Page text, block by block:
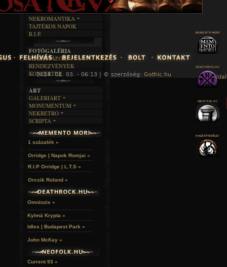
2024. 02. 03. - 06:13 | © szerzőség: Gothic.hu « Főoldal
DALSZÖVEGEK
MŰVÉSZET
ÍRÁSTÖRTÉNET
KÉPES
SZÖVEGES
RENDEZVÉNYEK
NEKROMANTIKA
AKTUÁLIS
A MÚLT
TAJTÉKOS NAPOK
R.I.P.
FOTÓGALÉRIA
FESZTIVÁLOK
RENDEZVÉNYEK
KONCERTEK
ART
GALERIART
ARTGALERI
KÉPREGÉNYEK
LAKÁSKULTS
MONUMENTUM
TEMETŐK
TEMPLOMOK
VÁRAK
HELYEK
NEKRETRO
SZUBKULT
FEKETE LYUK
RELIKVIÁK
SCRIPTA
NOVELLÁK
VERSEK
1 százalék »
Orridge | Napok Romjai »
R.I.P Orridge | L.T.S »
Orcsik Roland »
Omniozis »
Kylmä Krypta »
Idles | Budapest Park »
John McKay »
Current 93 »